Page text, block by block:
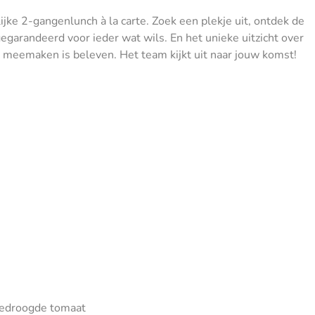
2-gangenlunch à la carte. Zoek een plekje uit, ontdek de
voor ieder wat wils. En het unieke uitzicht over
is beleven. Het team kijkt uit naar jouw komst!
tomaat